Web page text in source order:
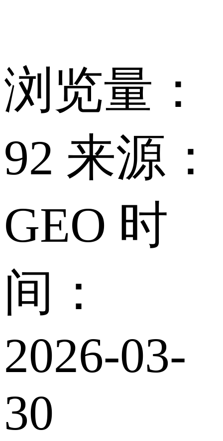
浏览量：
92 来源：
GEO 时
间：
2026-03-
30